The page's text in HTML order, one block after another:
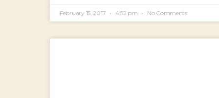
February 15, 2017 4:52 pm No Comments